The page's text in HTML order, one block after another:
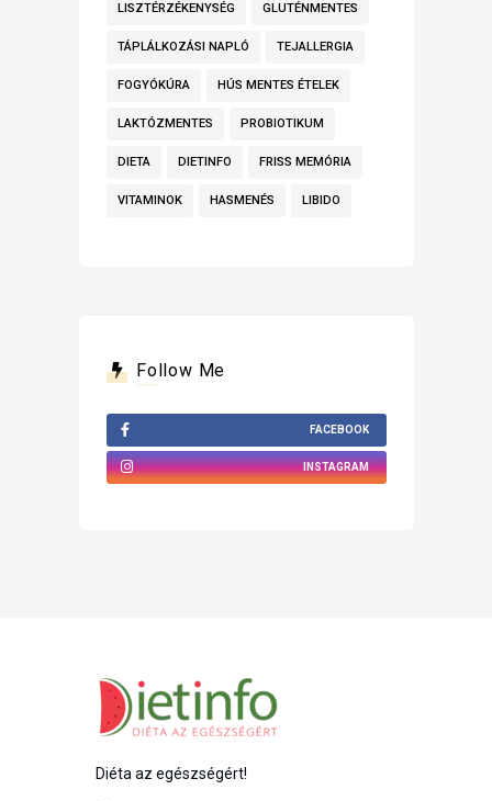
LISZTÉRZÉKENYSÉG GLUTÉNMENTES
TÁPLÁLKOZÁSI NAPLÓ TEJALLERGIA
FOGYÓKÚRA HÚS MENTES ÉTELEK
LAKTÓZMENTES PROBIOTIKUM
DIETA DIETINFO FRISS MEMÓRIA
VITAMINOK HASMENÉS LIBIDO
Follow Me
FACEBOOK
INSTAGRAM
Diéta az egészségért!